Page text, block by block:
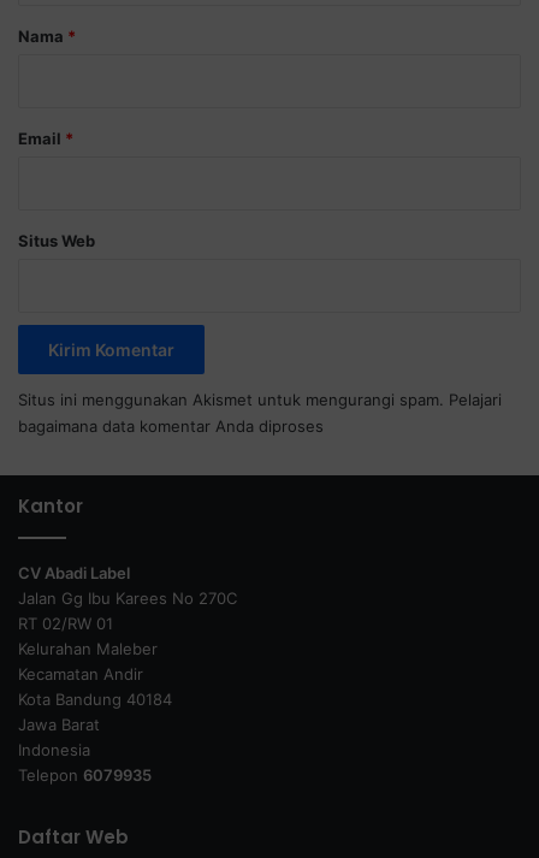
rNama *
Email *
Situs Web
Situs ini menggunakan Akismet untuk mengurangi spam. Pelajari
bagaimana data komentar Anda diproses
Kantor
CV Abadi Label
Jalan Gg Ibu Karees No 270C
RT 02/RW 01
Kelurahan Maleber
Kecamatan Andir
Kota Bandung 40184
Jawa Barat
Indonesia
Telepon 6079935
Daftar Web